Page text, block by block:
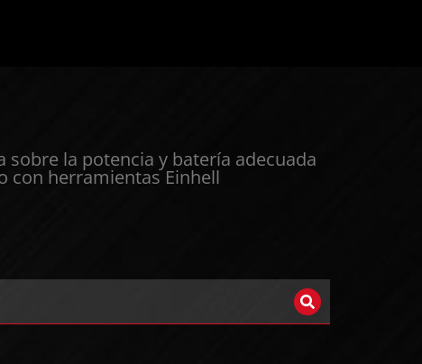
sobre la potencia y batería adecuada
con herramientas Einhell